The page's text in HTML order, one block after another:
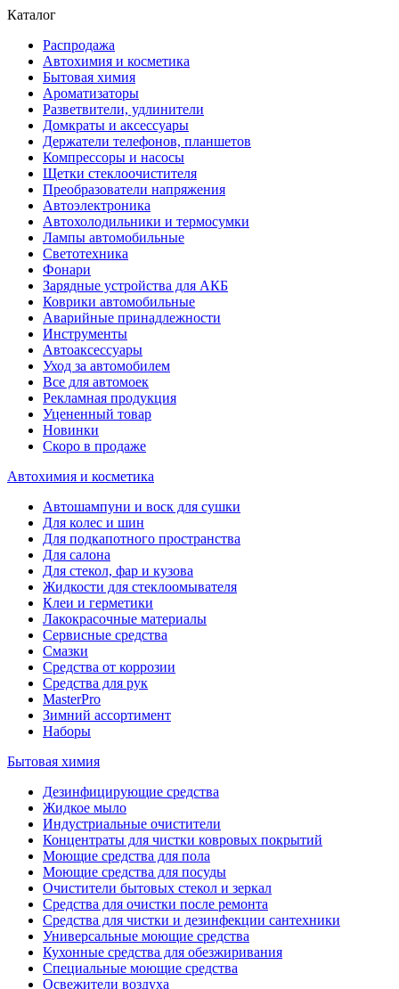
Каталог
Распродажа
Автохимия и косметика
Бытовая химия
Ароматизаторы
Разветвители, удлинители
Домкраты и аксессуары
Держатели телефонов, планшетов
Компрессоры и насосы
Щетки стеклоочистителя
Преобразователи напряжения
Автоэлектроника
Автохолодильники и термосумки
Лампы автомобильные
Светотехника
Фонари
Зарядные устройства для АКБ
Коврики автомобильные
Аварийные принадлежности
Инструменты
Автоаксессуары
Уход за автомобилем
Все для автомоек
Рекламная продукция
Уцененный товар
Новинки
Скоро в продаже
Автохимия и косметика
Автошампуни и воск для сушки
Для колес и шин
Для подкапотного пространства
Для салона
Для стекол, фар и кузова
Жидкости для стеклоомывателя
Клеи и герметики
Лакокрасочные материалы
Сервисные средства
Смазки
Средства от коррозии
Средства для рук
MasterPro
Зимний ассортимент
Наборы
Бытовая химия
Дезинфицирующие средства
Жидкое мыло
Индустриальные очистители
Концентраты для чистки ковровых покрытий
Моющие средства для пола
Моющие средства для посуды
Очистители бытовых стекол и зеркал
Средства для очистки после ремонта
Средства для чистки и дезинфекции сантехники
Универсальные моющие средства
Кухонные средства для обезжиривания
Специальные моющие средства
Освежители воздуха